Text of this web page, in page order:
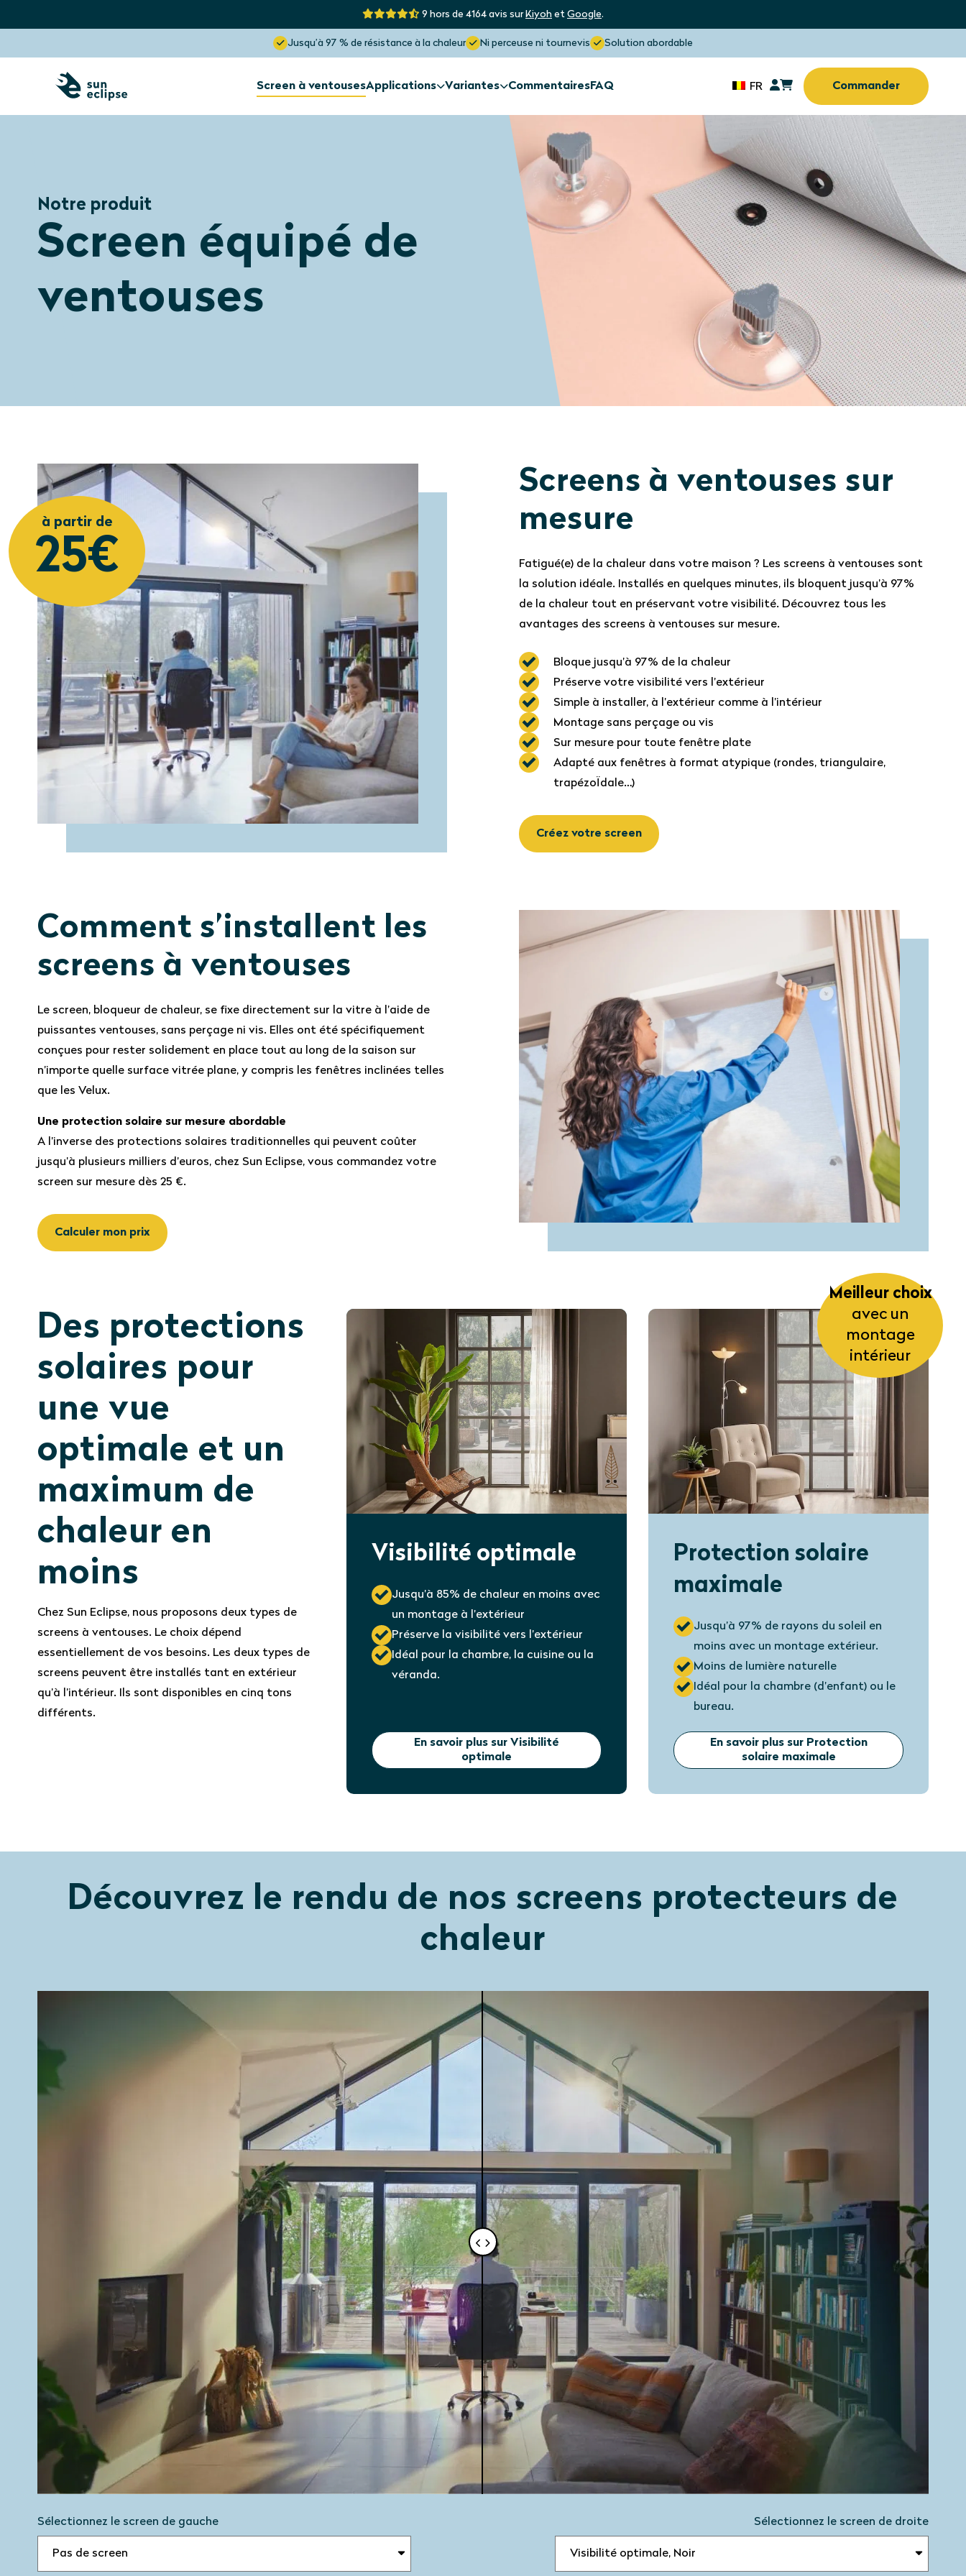
9 hors de 4164 avis sur Kiyoh et Google.
Jusqu’à 97 % de résistance à la chaleur Ni perceuse ni tournevis Solution abordable
Screen à ventousesApplications
formes atypiques
Protection solaire
Sans percer ni visser
Lucarne
Fenêtre de toit
Protection solaire
Verrière
Protection solaire
Bureau (à domicile)
Variantes
Visibilité optimale
Protection solaire maximale
CommentairesFAQ FR Commander
Notre produit
Screen équipé de
ventouses
à partir de
25€
Screens à ventouses sur
mesure
Fatigué(e) de la chaleur dans votre maison ? Les screens à ventouses sont
la solution idéale. Installés en quelques minutes, ils bloquent jusqu’à 97%
de la chaleur tout en préservant votre visibilité. Découvrez tous les
avantages des screens à ventouses sur mesure.
Bloque jusqu’à 97% de la chaleur
Préserve votre visibilité vers l’extérieur
Simple à installer, à l’extérieur comme à l’intérieur
Montage sans perçage ou vis
Sur mesure pour toute fenêtre plate
Adapté aux fenêtres à format atypique (rondes, triangulaire,
trapézoÏdale…)
Créez votre screen
Comment s’installent les
screens à ventouses
Le screen, bloqueur de chaleur, se fixe directement sur la vitre à l’aide de
puissantes ventouses, sans perçage ni vis. Elles ont été spécifiquement
conçues pour rester solidement en place tout au long de la saison sur
n’importe quelle surface vitrée plane, y compris les fenêtres inclinées telles
que les Velux.
Une protection solaire sur mesure abordable
A l’inverse des protections solaires traditionnelles qui peuvent coûter
jusqu’à plusieurs milliers d’euros, chez Sun Eclipse, vous commandez votre
screen sur mesure dès 25 €.
Calculer mon prix
Des protections
solaires pour
une vue
optimale et un
maximum de
chaleur en
moins
Chez Sun Eclipse, nous proposons deux types de
screens à ventouses. Le choix dépend
essentiellement de vos besoins. Les deux types de
screens peuvent être installés tant en extérieur
qu’à l’intérieur. Ils sont disponibles en cinq tons
différents.
Visibilité optimale
Jusqu’à 85% de chaleur en moins avec
un montage à l’extérieur
Préserve la visibilité vers l’extérieur
Idéal pour la chambre, la cuisine ou la
véranda.
En savoir plus sur Visibilité
optimale
Meilleur choix
avec un
montage
intérieur
Protection solaire
maximale
Jusqu’à 97% de rayons du soleil en
moins avec un montage extérieur.
Moins de lumière naturelle
Idéal pour la chambre (d’enfant) ou le
bureau.
En savoir plus sur Protection
solaire maximale
Découvrez le rendu de nos screens protecteurs de
chaleur
Sélectionnez le screen de gauche Sélectionnez le screen de droite